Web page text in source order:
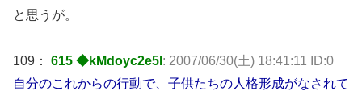
と思うが。
109： 615 ◆kMdoyc2e5I : 2007/06/30(土) 18:41:11 ID:0
自分のこれからの行動で、子供たちの人格形成がなされて